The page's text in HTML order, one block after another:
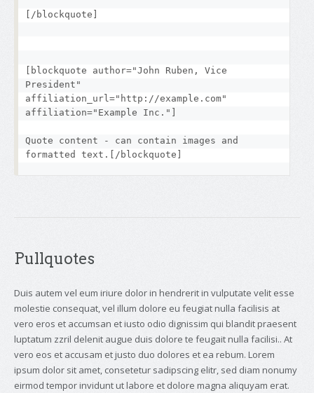
[/blockquote]
[blockquote author="John Ruben, Vice
President"
affiliation_url="http://example.com"
affiliation="Example Inc."]
Quote content - can contain images and
formatted text.[/blockquote]
Pullquotes
Duis autem vel eum iriure dolor in hendrerit in vulputate velit esse
molestie consequat, vel illum dolore eu feugiat nulla facilisis at
vero eros et accumsan et iusto odio dignissim qui blandit praesent
luptatum zzril delenit augue duis dolore te feugait nulla facilisi.. At
vero eos et accusam et justo duo dolores et ea rebum. Lorem
ipsum dolor sit amet, consetetur sadipscing elitr, sed diam nonumy
eirmod tempor invidunt ut labore et dolore magna aliquyam erat.